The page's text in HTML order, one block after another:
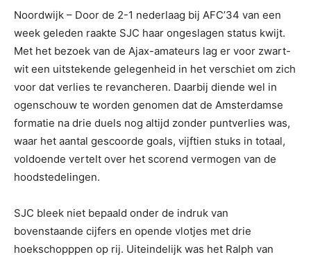
Noordwijk – Door de 2-1 nederlaag bij AFC’34 van een
week geleden raakte SJC haar ongeslagen status kwijt.
Met het bezoek van de Ajax-amateurs lag er voor zwart-
wit een uitstekende gelegenheid in het verschiet om zich
voor dat verlies te revancheren. Daarbij diende wel in
ogenschouw te worden genomen dat de Amsterdamse
formatie na drie duels nog altijd zonder puntverlies was,
waar het aantal gescoorde goals, vijftien stuks in totaal,
voldoende vertelt over het scorend vermogen van de
hoodstedelingen.
SJC bleek niet bepaald onder de indruk van
bovenstaande cijfers en opende vlotjes met drie
hoekschopppen op rij. Uiteindelijk was het Ralph van